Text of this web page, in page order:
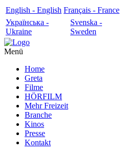
English - English Français - France
Українська -
Ukraine
Svenska -
Sweden
Menü
Home
Greta
Filme
HÖRFILM
Mehr Freizeit
Branche
Kinos
Presse
Kontakt